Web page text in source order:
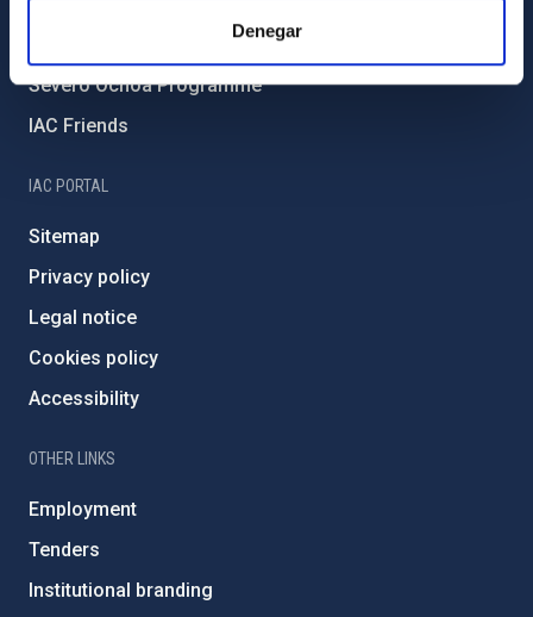
Denegar
Severo Ochoa Programme
IAC Friends
IAC PORTAL
Sitemap
Privacy policy
Legal notice
Cookies policy
Accessibility
OTHER LINKS
Employment
Tenders
Institutional branding